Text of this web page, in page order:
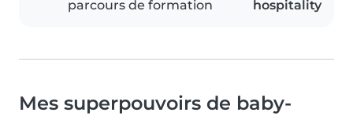
parcours de formation
hospitality
Mes superpouvoirs de baby-